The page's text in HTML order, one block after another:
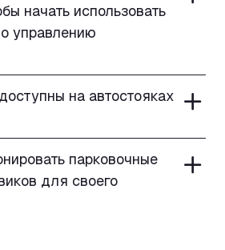
начать использовать
управлению
на автостояках
парковочные
для своего